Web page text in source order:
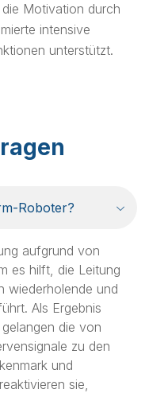
Motivation durch
intensive
unterstützt.
Roboter?
aufgrund von
es hilft, die Leitung
wiederholende und
Als Ergebnis
die von
zu den
und
sie,